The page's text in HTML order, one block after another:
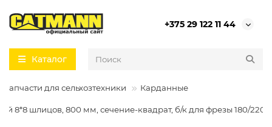
+375 29 122 11 44
Каталог
Запчасти для сельхозтехники Карданные
8*8 шлицов, 800 мм, сечение-квадрат, б/к для фрезы 180/220